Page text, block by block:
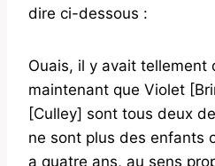
dire ci-dessous :
Ouais, il y avait tellement
maintenant que Violet
[Culley] sont tous deux
ne sont plus des enfants
a quatre ans, au sens